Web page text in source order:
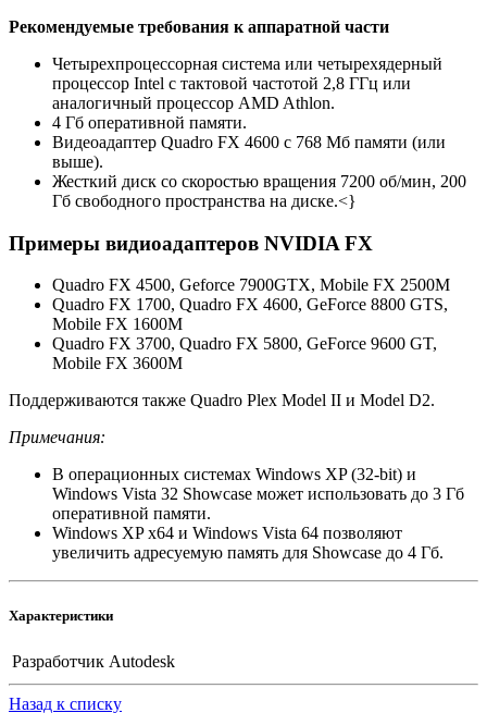
Рекомендуемые требования к аппаратной части
Четырехпроцессорная система или четырехядерный
процессор Intel с тактовой частотой 2,8 ГГц или
аналогичный процессор AMD Athlon.
4 Гб оперативной памяти.
Видеоадаптер Quadro FX 4600 с 768 Мб памяти (или
выше).
Жесткий диск со скоростью вращения 7200 об/мин, 200
Гб свободного пространства на диске.<}
Примеры видиоадаптеров NVIDIA FX
Quadro FX 4500, Geforce 7900GTX, Mobile FX 2500M
Quadro FX 1700, Quadro FX 4600, GeForce 8800 GTS,
Mobile FX 1600M
Quadro FX 3700, Quadro FX 5800, GeForce 9600 GT,
Mobile FX 3600M
Поддерживаются также Quadro Plex Model II и Model D2.
Примечания:
В операционных системах Windows XP (32-bit) и
Windows Vista 32 Showcase может использовать до 3 Гб
оперативной памяти.
Windows XP x64 и Windows Vista 64 позволяют
увеличить адресуемую память для Showcase до 4 Гб.
Характеристики
Разработчик Autodesk
Назад к списку